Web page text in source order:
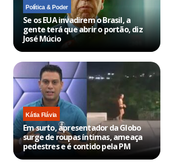
Política & Poder
Se os EUA invadirem o Brasil, a
gente terá que abrir o portão, diz
José Múcio
Kátia Flávia
Em surto, apresentador da Globo
surge de roupas íntimas, ameaça
pedestres e é contido pela PM